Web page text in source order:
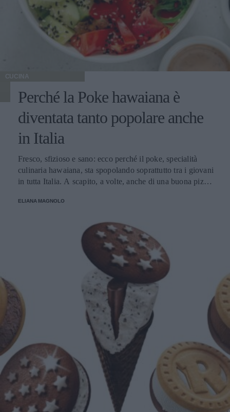
CUCINA
Perché la Poke hawaiana è
diventata tanto popolare anche
in Italia
Fresco, sfizioso e sano: ecco perché il poke, specialità
culinaria hawaiana, sta spopolando soprattutto tra i giovani
in tutta Italia. A scapito, a volte, anche di una buona pizza.
ELIANA MAGNOLO